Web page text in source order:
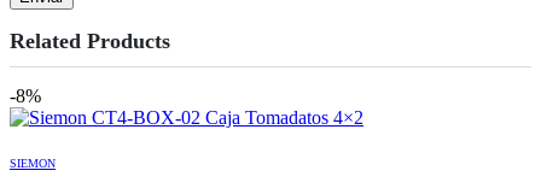
Related Products
-8%
SIEMON